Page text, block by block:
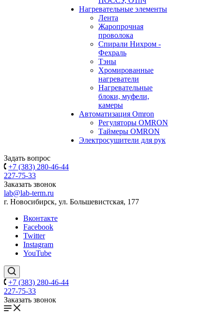
Нагревательные элементы
Лента
Жаропрочная
проволока
Спирали Нихром -
Фехраль
Тэны
Хромированные
нагреватели
Нагревательные
блоки, муфели,
камеры
Автоматизация Omron
Регуляторы OMRON
Таймеры OMRON
Электросушители для рук
Задать вопрос
+7 (383) 280-46-44
227-75-33
Заказать звонок
lab@lab-term.ru
г. Новосибирск, ул. Большевистская, 177
Вконтакте
Facebook
Twitter
Instagram
YouTube
+7 (383) 280-46-44
227-75-33
Заказать звонок